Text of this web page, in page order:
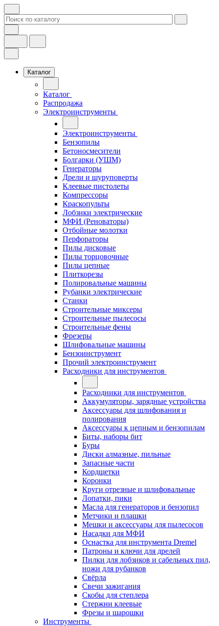
Каталог
Каталог
Распродажа
Электроинструменты
Электроинструменты
Бензопилы
Бетоносмесители
Болгарки (УШМ)
Генераторы
Дрели и шуруповерты
Клеевые пистолеты
Компрессоры
Краскопульты
Лобзики электрические
МФИ (Реноваторы)
Отбойные молотки
Перфораторы
Пилы дисковые
Пилы торцовочные
Пилы цепные
Плиткорезы
Полировальные машины
Рубанки электрические
Станки
Строительные миксеры
Строительные пылесосы
Строительные фены
Фрезеры
Шлифовальные машины
Бензоинструмент
Прочий электроинструмент
Расходники для инструментов
Расходники для инструментов
Аккумуляторы, зарядные устройства
Аксессуары для шлифования и
полирования
Аксессуары к цепным и бензопилам
Биты, наборы бит
Буры
Диски алмазные, пильные
Запасные части
Кордщетки
Коронки
Круги отрезные и шлифовальные
Лопатки, пики
Масла для генераторов и бензопил
Метчики и плашки
Мешки и аксессуары для пылесосов
Насадки для МФИ
Оснастка для инструмента Dremel
Патроны и ключи для дрелей
Пилки для лобзиков и сабельных пил,
ножи для рубанков
Свёрла
Свечи зажигания
Скобы для степлера
Стержни клеевые
Фрезы и шарошки
Инструменты